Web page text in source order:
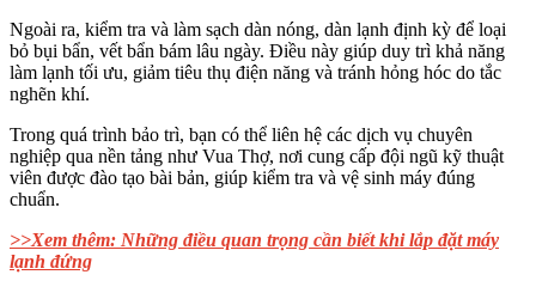
Ngoài ra, kiểm tra và làm sạch dàn nóng, dàn lạnh định kỳ để loại
bỏ bụi bẩn, vết bẩn bám lâu ngày. Điều này giúp duy trì khả năng
làm lạnh tối ưu, giảm tiêu thụ điện năng và tránh hỏng hóc do tắc
nghẽn khí.
Trong quá trình bảo trì, bạn có thể liên hệ các dịch vụ chuyên
nghiệp qua nền tảng như Vua Thợ, nơi cung cấp đội ngũ kỹ thuật
viên được đào tạo bài bản, giúp kiểm tra và vệ sinh máy đúng
chuẩn.
>>Xem thêm: Những điều quan trọng cần biết khi lắp đặt máy
lạnh đứng